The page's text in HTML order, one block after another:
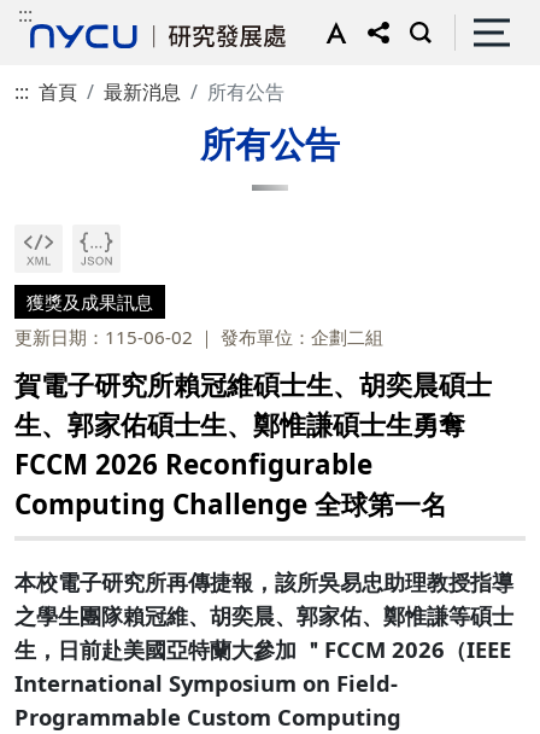
:::
::: 首頁 最新消息 所有公告
所有公告
獲獎及成果訊息
更新日期：115-06-02
發布單位：企劃二組
賀電子研究所賴冠維碩士生、胡奕晨碩士
生、郭家佑碩士生、鄭惟謙碩士生勇奪
FCCM 2026 Reconfigurable
Computing Challenge 全球第一名
本校電子研究所再傳捷報，該所吳易忠助理教授指導
之學生團隊賴冠維、胡奕晨、郭家佑、鄭惟謙等碩士
生，日前赴美國亞特蘭大參加 ＂FCCM 2026（IEEE
International Symposium on Field-
Programmable Custom Computing